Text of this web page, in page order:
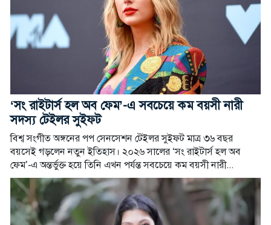
‘সং রাইটার্স হল অব ফেম’-এ সবচেয়ে কম বয়সী নারী
সদস্য টেইলর সুইফট
বিশ্ব সংগীত অঙ্গনের পপ সেনসেশন টেইলর সুইফট মাত্র ৩৬ বছর
বয়সেই গড়লেন নতুন ইতিহাস। ২০২৬ সালের ‘সং রাইটার্স হল অব
ফেম’-এ অন্তর্ভুক্ত হয়ে তিনি এখন পর্যন্ত সবচেয়ে কম বয়সী নারী...